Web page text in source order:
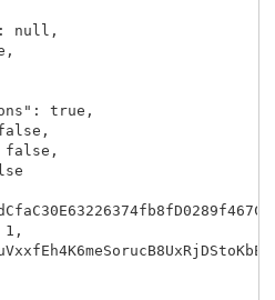
null,
true,